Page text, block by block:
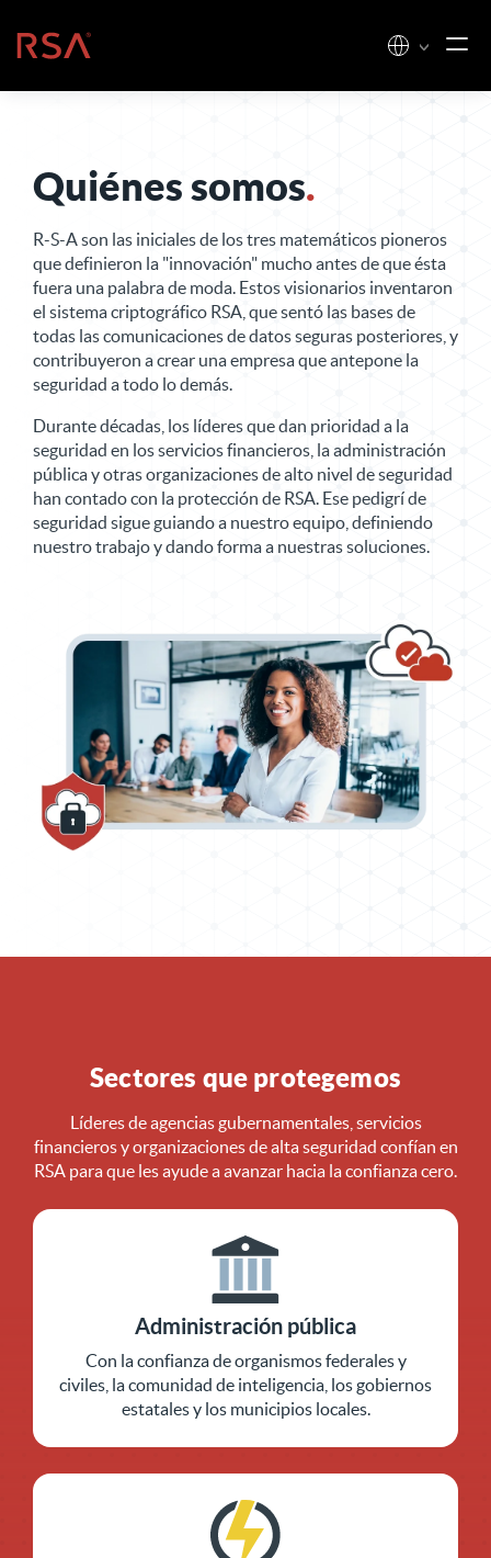
Inicio
Quiénes somos.
R-S-A son las iniciales de los tres matemáticos pioneros
que definieron la "innovación" mucho antes de que ésta
fuera una palabra de moda. Estos visionarios inventaron
el sistema criptográfico RSA, que sentó las bases de
todas las comunicaciones de datos seguras posteriores, y
contribuyeron a crear una empresa que antepone la
seguridad a todo lo demás.
Durante décadas, los líderes que dan prioridad a la
seguridad en los servicios financieros, la administración
pública y otras organizaciones de alto nivel de seguridad
han contado con la protección de RSA. Ese pedigrí de
seguridad sigue guiando a nuestro equipo, definiendo
nuestro trabajo y dando forma a nuestras soluciones.
Sectores que protegemos
Líderes de agencias gubernamentales, servicios
financieros y organizaciones de alta seguridad confían en
RSA para que les ayude a avanzar hacia la confianza cero.
Administración pública
Con la confianza de organismos federales y
civiles, la comunidad de inteligencia, los gobiernos
estatales y los municipios locales.